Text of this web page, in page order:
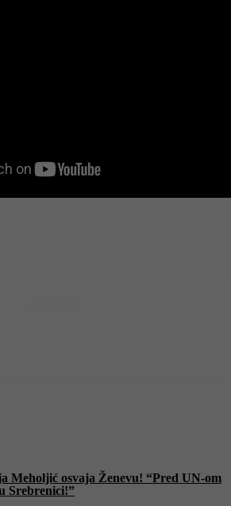
Meholjić osvaja Ženevu! “Pred UN-om
Srebrenici!”